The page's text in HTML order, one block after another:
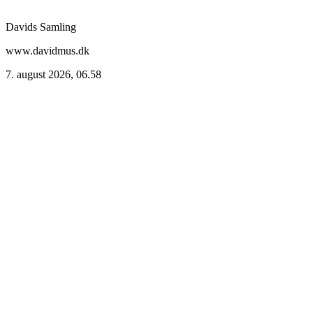
Davids Samling
www.davidmus.dk
7. august 2026, 06.58